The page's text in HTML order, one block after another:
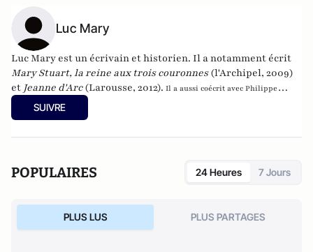
Luc Mary
Luc Mary est un écrivain et historien. Il a notamment écrit
Mary Stuart, la reine aux trois couronnes (l'Archipel, 2009)
et Jeanne d'Arc(Larousse, 2012). Il a aussi coécrit avec Philippe
ValodeEt si... Napoléon avait triomphé à Waterloo ?
et corrigée en 40 uchronies
SUIVRE
POPULAIRES 24 Heures 7 Jours
PLUS LUS PLUS PARTAGES